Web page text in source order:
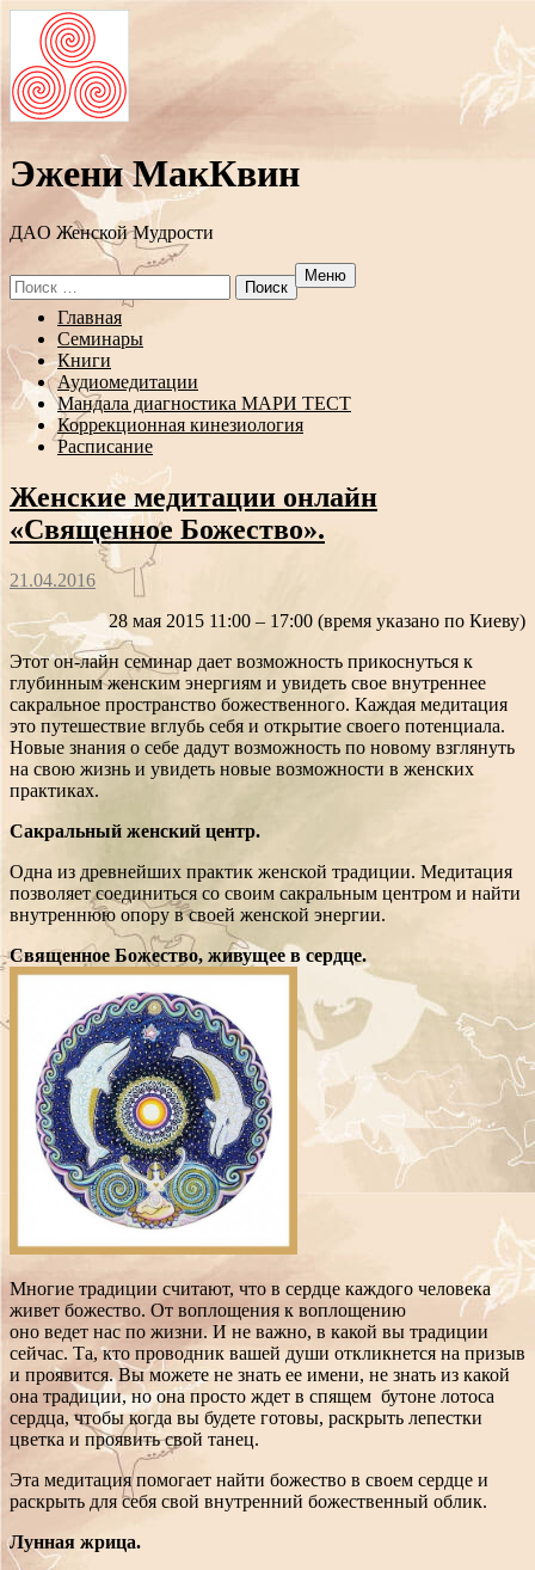
Эжени МакКвин
ДAO Женской Мудрости
Search
for:
Меню
Перейти
содержанию
Главная
Семинары
Книги
Аудиомедитации
Мандала диагностика МАРИ ТЕСТ
Коррекционная кинезиология
Расписание
Женские медитации онлайн
«Священное Божество».
21.04.2016
28 мая 2015 11:00 – 17:00 (время указано по Киеву)
Этот он-лайн семинар дает возможность прикоснуться к
глубинным женским энергиям и увидеть свое внутреннее
сакральное пространство божественного. Каждая медитация
это путешествие вглубь себя и открытие своего потенциала.
Новые знания о себе дадут возможность по новому взглянуть
на свою жизнь и увидеть новые возможности в женских
практиках.
Сакральный женский центр.
Одна из древнейших практик женской традиции. Медитация
позволяет соединиться со своим сакральным центром и найти
внутреннюю опору в своей женской энергии.
Священное Божество, живущее в сердце.
Многие традиции считают, что в сердце каждого человека
живет божество. От воплощения к воплощению
оно ведет нас по жизни. И не важно, в какой вы традиции
сейчас. Та, кто проводник вашей души откликнется на призыв
и проявится. Вы можете не знать ее имени, не знать из какой
она традиции, но она просто ждет в спящем бутоне лотоса
сердца, чтобы когда вы будете готовы, раскрыть лепестки
цветка и проявить свой танец.
Эта медитация помогает найти божество в своем сердце и
раскрыть для себя свой внутренний божественный облик.
Лунная жрица.